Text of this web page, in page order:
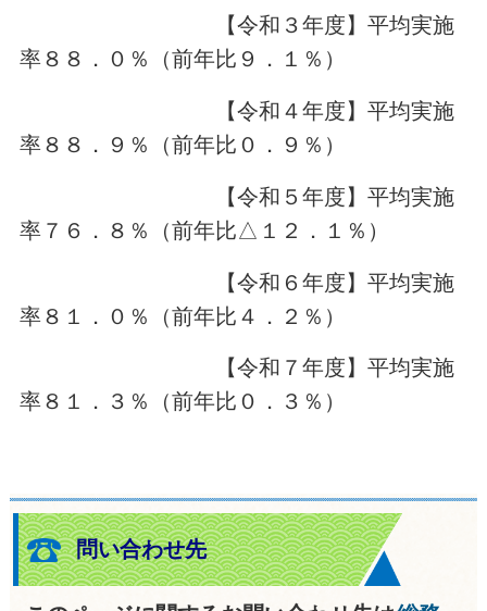
【令和３年度】平均実施
率８８．０％（前年比９．１％）
【令和４年度】平均実施
率８８．９％（前年比０．９％）
【令和５年度】平均実施
率７６．８％（前年比△１２．１％）
【令和６年度】平均実施
率８１．０％（前年比４．２％）
【令和７年度】平均実施
率８１．３％（前年比０．３％）
問い合わせ先